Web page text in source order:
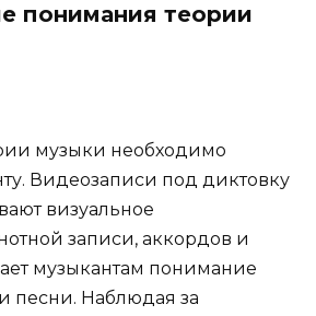
понимания теории
музыки необходимо
Видеозаписи под диктовку
визуальное
записи, аккордов и
музыкантам понимание
песни. Наблюдая за